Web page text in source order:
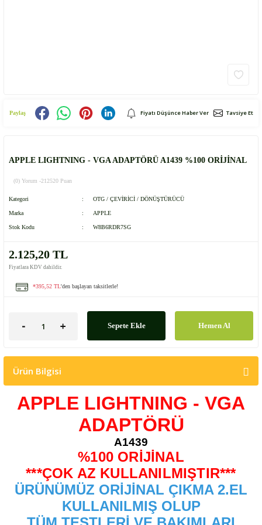
Paylaş Fiyatı Düşünce Haber Ver Tavsiye Et
APPLE LIGHTNING - VGA ADAPTÖRÜ A1439 %100 ORİJİNAL
(0) Yorum -212520 Puan
Kategori OTG / ÇEVİRİCİ / DÖNÜŞTÜRÜCÜ
Marka APPLE
Stok Kodu W8B6RDR7SG
2.125,20 TL
Fiyatlara KDV dahildir.
*395,52 TL'den başlayan taksitlerle!
Sepete Ekle Hemen Al
Ürün Bilgisi
APPLE LIGHTNING - VGA
ADAPTÖRÜ
A1439
%100 ORİJİNAL
***ÇOK AZ KULLANILMIŞTIR***
ÜRÜNÜMÜZ ORİJİNAL ÇIKMA 2.EL
KULLANILMIŞ OLUP